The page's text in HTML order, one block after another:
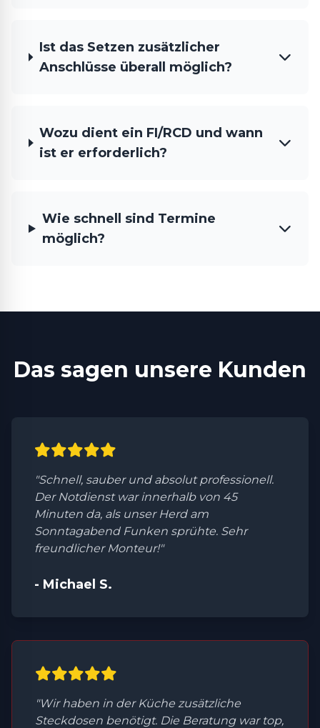
Ist das Setzen zusätzlicher
Anschlüsse überall möglich?
Wozu dient ein FI/RCD und wann
ist er erforderlich?
Wie schnell sind Termine
möglich?
Das sagen unsere Kunden
"Schnell, sauber und absolut professionell.
Der Notdienst war innerhalb von 45
Minuten da, als unser Herd am
Sonntagabend Funken sprühte. Sehr
freundlicher Monteur!"
- Michael S.
"Wir haben in der Küche zusätzliche
Steckdosen benötigt. Die Beratung war top,